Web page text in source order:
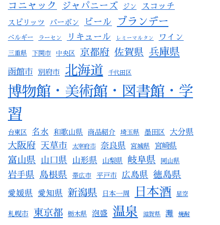
コニャック ジャパニーズ ジン スコッチ
スピリッツ バーボン ビール ブランデー
ベルギー ラーセン リキュール レミーマルタン ワイン
三重県 下関市 中央区 京都府 佐賀県 兵庫県
函館市 別府市 北海道 千代田区
博物館・美術館・図書館・学
習
台東区 名水 和歌山県 商品紹介 埼玉県 墨田区 大分県
大阪府 天草市 太宰府市 奈良県 宮城県 宮崎県
富山県 山口県 山形県 山梨県 岐阜県 岡山県
岩手県 島根県 帯広市 平戸市 広島県 徳島県
愛媛県 愛知県 新潟県 日本一周 日本酒 星空
札幌市 東京都 栃木県 泡盛 温泉 滋賀県 灘 焼酎